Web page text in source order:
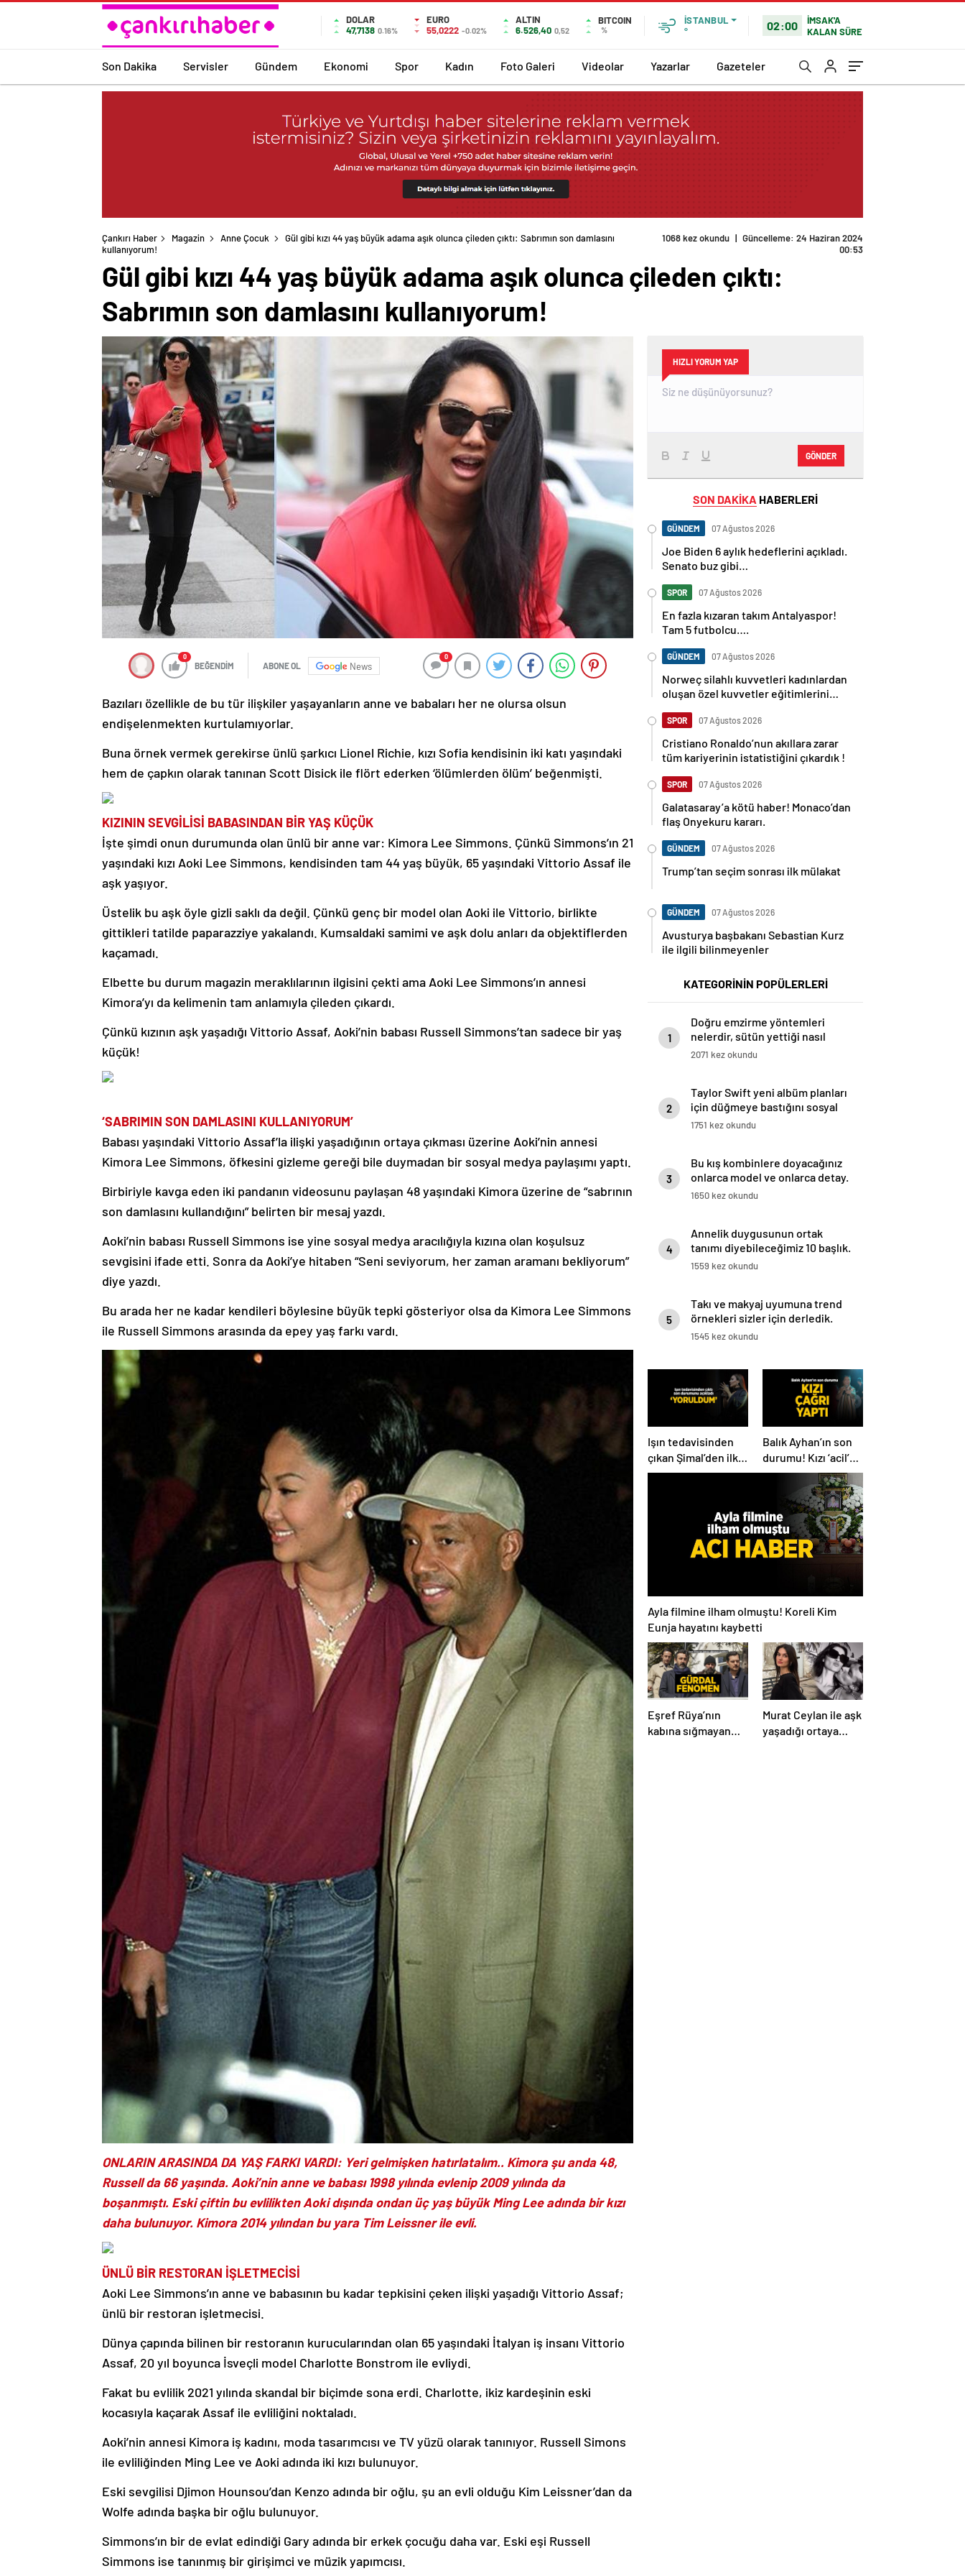
DOLAR
47,7138 0.16%
EURO
55,0222 -0.02%
ALTIN
6.526,40 0,52
BITCOIN
%
İSTANBUL
°
02:00
İMSAK'A
KALAN SÜRE
Son Dakika Servisler Gündem Ekonomi Spor Kadın Foto Galeri Videolar Yazarlar Gazeteler
Çankırı Haber Magazin Anne Çocuk
Gül gibi kızı 44 yaş büyük adama aşık olunca çileden çıktı: Sabrımın son damlasını
kullanıyorum!
1068 kez okundu | Güncelleme: 24 Haziran 2024
00:53
Gül gibi kızı 44 yaş büyük adama aşık olunca çileden çıktı:
Sabrımın son damlasını kullanıyorum!
0
BEĞENDİM ABONE OL News
0
Bazıları özellikle de bu tür ilişkiler yaşayanların anne ve babaları her ne olursa olsun
endişelenmekten kurtulamıyorlar.
Buna örnek vermek gerekirse ünlü şarkıcı Lionel Richie, kızı Sofia kendisinin iki katı yaşındaki
hem de çapkın olarak tanınan Scott Disick ile flört ederken ‘ölümlerden ölüm’ beğenmişti.
KIZININ SEVGİLİSİ BABASINDAN BİR YAŞ KÜÇÜK
İşte şimdi onun durumunda olan ünlü bir anne var: Kimora Lee Simmons. Çünkü Simmons’ın 21
yaşındaki kızı Aoki Lee Simmons, kendisinden tam 44 yaş büyük, 65 yaşındaki Vittorio Assaf ile
aşk yaşıyor.
Üstelik bu aşk öyle gizli saklı da değil. Çünkü genç bir model olan Aoki ile Vittorio, birlikte
gittikleri tatilde paparazziye yakalandı. Kumsaldaki samimi ve aşk dolu anları da objektiflerden
kaçamadı.
Elbette bu durum magazin meraklılarının ilgisini çekti ama Aoki Lee Simmons’ın annesi
Kimora’yı da kelimenin tam anlamıyla çileden çıkardı.
Çünkü kızının aşk yaşadığı Vittorio Assaf, Aoki’nin babası Russell Simmons’tan sadece bir yaş
küçük!
‘SABRIMIN SON DAMLASINI KULLANIYORUM’
Babası yaşındaki Vittorio Assaf’la ilişki yaşadığının ortaya çıkması üzerine Aoki’nin annesi
Kimora Lee Simmons, öfkesini gizleme gereği bile duymadan bir sosyal medya paylaşımı yaptı.
Birbiriyle kavga eden iki pandanın videosunu paylaşan 48 yaşındaki Kimora üzerine de “sabrının
son damlasını kullandığını” belirten bir mesaj yazdı.
Aoki’nin babası Russell Simmons ise yine sosyal medya aracılığıyla kızına olan koşulsuz
sevgisini ifade etti. Sonra da Aoki’ye hitaben “Seni seviyorum, her zaman aramanı bekliyorum”
diye yazdı.
Bu arada her ne kadar kendileri böylesine büyük tepki gösteriyor olsa da Kimora Lee Simmons
ile Russell Simmons arasında da epey yaş farkı vardı.
ONLARIN ARASINDA DA YAŞ FARKI VARDI: Yeri gelmişken hatırlatalım.. Kimora şu anda 48,
Russell da 66 yaşında. Aoki’nin anne ve babası 1998 yılında evlenip 2009 yılında da
boşanmıştı. Eski çiftin bu evlilikten Aoki dışında ondan üç yaş büyük Ming Lee adında bir kızı
daha bulunuyor. Kimora 2014 yılından bu yara Tim Leissner ile evli.
ÜNLÜ BİR RESTORAN İŞLETMECİSİ
Aoki Lee Simmons’ın anne ve babasının bu kadar tepkisini çeken ilişki yaşadığı Vittorio Assaf;
ünlü bir restoran işletmecisi.
Dünya çapında bilinen bir restoranın kurucularından olan 65 yaşındaki İtalyan iş insanı Vittorio
Assaf, 20 yıl boyunca İsveçli model Charlotte Bonstrom ile evliydi.
Fakat bu evlilik 2021 yılında skandal bir biçimde sona erdi. Charlotte, ikiz kardeşinin eski
kocasıyla kaçarak Assaf ile evliliğini noktaladı.
Aoki’nin annesi Kimora iş kadını, moda tasarımcısı ve TV yüzü olarak tanınıyor. Russell Simons
ile evliliğinden Ming Lee ve Aoki adında iki kızı bulunuyor.
Eski sevgilisi Djimon Hounsou’dan Kenzo adında bir oğlu, şu an evli olduğu Kim Leissner’dan da
Wolfe adında başka bir oğlu bulunuyor.
Simmons’ın bir de evlat edindiği Gary adında bir erkek çocuğu daha var. Eski eşi Russell
Simmons ise tanınmış bir girişimci ve müzik yapımcısı.
HIZLI YORUM YAP
GÖNDER
SON DAKİKA HABERLERİ
GÜNDEM 07 Ağustos 2026
Joe Biden 6 aylık hedeflerini açıkladı.
Senato buz gibi…
SPOR 07 Ağustos 2026
En fazla kızaran takım Antalyaspor!
Tam 5 futbolcu….
GÜNDEM 07 Ağustos 2026
Norweç silahlı kuvvetleri kadınlardan
oluşan özel kuvvetler eğitimlerini
SPOR 07 Ağustos 2026
Cristiano Ronaldo’nun akıllara zarar
tüm kariyerinin istatistiğini çıkardık !
SPOR 07 Ağustos 2026
Galatasaray’a kötü haber! Monaco’dan
flaş Onyekuru kararı.
GÜNDEM 07 Ağustos 2026
Trump’tan seçim sonrası ilk mülakat
GÜNDEM 07 Ağustos 2026
Avusturya başbakanı Sebastian Kurz
ile ilgili bilinmeyenler
KATEGORİNİN POPÜLERLERİ
1
Doğru emzirme yöntemleri
nelerdir, sütün yettiği nasıl
anlaşılır?
2071 kez okundu
2
Taylor Swift yeni albüm planları
için düğmeye bastığını sosyal
medyadan duyurdu!
1751 kez okundu
3
Bu kış kombinlere doyacağınız
onlarca model ve onlarca detay.
1650 kez okundu
4
Annelik duygusunun ortak
tanımı diyebileceğimiz 10 başlık.
1559 kez okundu
5
Takı ve makyaj uyumuna trend
örnekleri sizler için derledik.
1545 kez okundu
Işın tedavisinden
çıkan Şimal’den ilk
açıklama! ‘Ben çok
Balık Ayhan’ın son
durumu! Kızı ‘acil’
diyerek paylaştı
Ayla filmine ilham olmuştu! Koreli Kim
Eunja hayatını kaybetti
Eşref Rüya’nın
kabına sığmayan
Murat Ceylan ile aşk
yaşadığı ortaya